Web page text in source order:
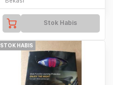
Stok Habis
STOK HABIS